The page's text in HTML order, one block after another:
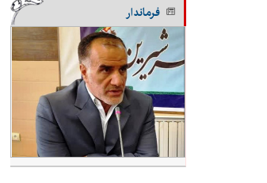
فرماندار